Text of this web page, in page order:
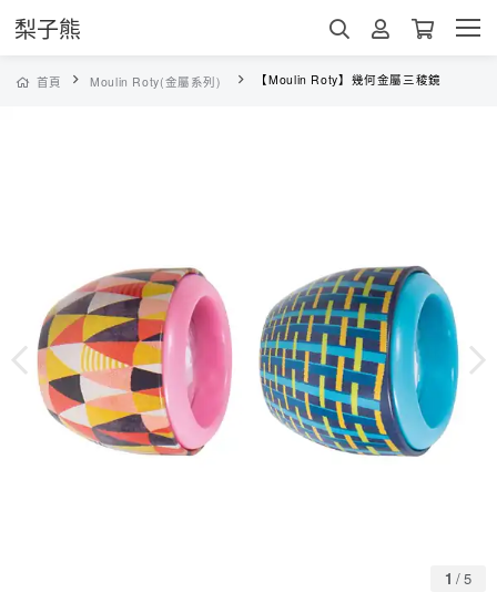
梨子熊
首頁 Moulin Roty(金屬系列) 【Moulin Roty】幾何金屬三稜鏡
1 /5